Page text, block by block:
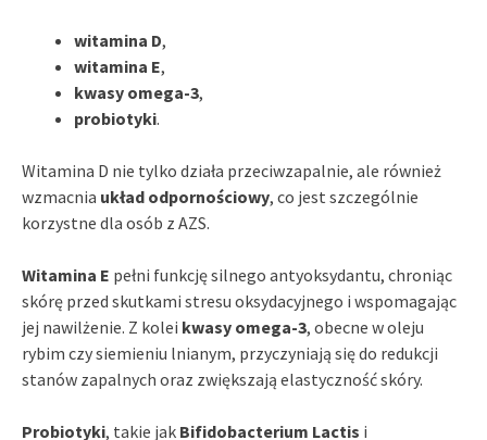
witamina D,
witamina E,
kwasy omega-3,
probiotyki.
Witamina D nie tylko działa przeciwzapalnie, ale również
wzmacnia układ odpornościowy, co jest szczególnie
korzystne dla osób z AZS.
Witamina E pełni funkcję silnego antyoksydantu, chroniąc
skórę przed skutkami stresu oksydacyjnego i wspomagając
jej nawilżenie. Z kolei kwasy omega-3, obecne w oleju
rybim czy siemieniu lnianym, przyczyniają się do redukcji
stanów zapalnych oraz zwiększają elastyczność skóry.
Probiotyki, takie jak Bifidobacterium Lactis i